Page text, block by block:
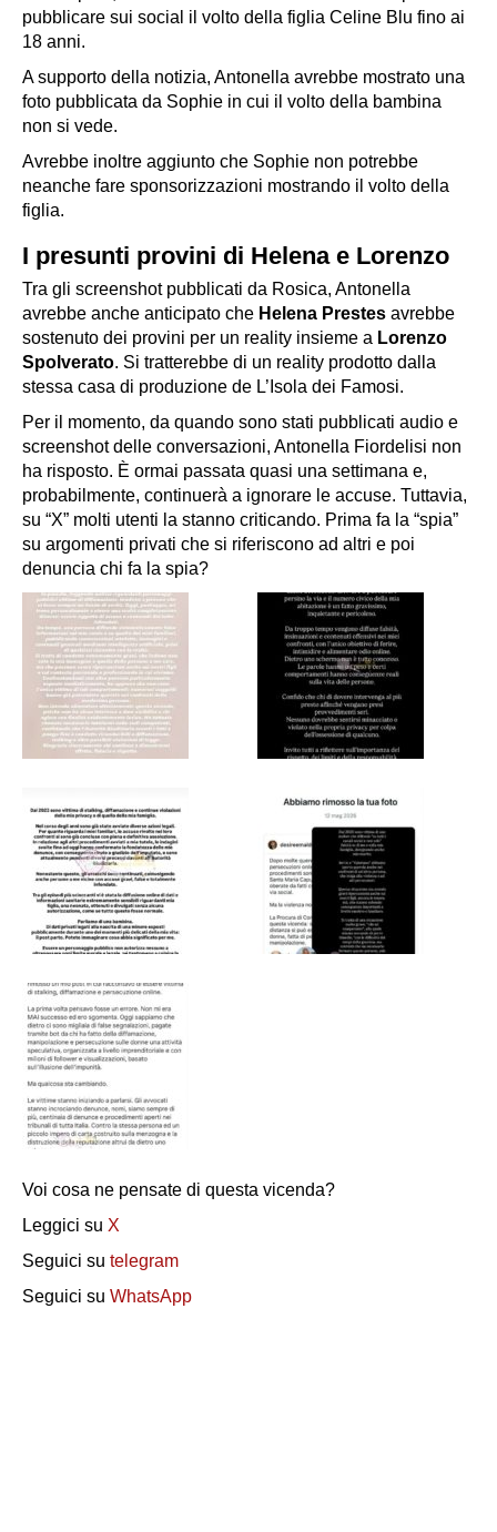
pubblicare sui social il volto della figlia Celine Blu fino ai
18 anni.
A supporto della notizia, Antonella avrebbe mostrato una
foto pubblicata da Sophie in cui il volto della bambina
non si vede.
Avrebbe inoltre aggiunto che Sophie non potrebbe
neanche fare sponsorizzazioni mostrando il volto della
figlia.
I presunti provini di Helena e Lorenzo
Tra gli screenshot pubblicati da Rosica, Antonella
avrebbe anche anticipato che Helena Prestes avrebbe
sostenuto dei provini per un reality insieme a Lorenzo
Spolverato. Si tratterebbe di un reality prodotto dalla
stessa casa di produzione de L’Isola dei Famosi.
Per il momento, da quando sono stati pubblicati audio e
screenshot delle conversazioni, Antonella Fiordelisi non
ha risposto. È ormai passata quasi una settimana e,
probabilmente, continuerà a ignorare le accuse. Tuttavia,
su “X” molti utenti la stanno criticando. Prima fa la “spia”
su argomenti privati che si riferiscono ad altri e poi
denuncia chi fa la spia?
Voi cosa ne pensate di questa vicenda?
Leggici su X
Seguici su telegram
Seguici su WhatsApp